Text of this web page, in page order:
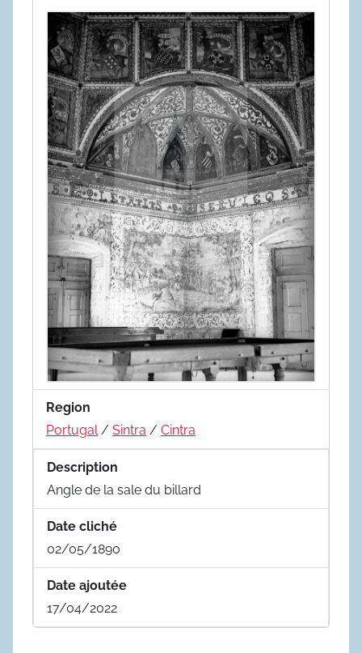
Region
Portugal/ Sintra / Cintra
Description
Angle de la sale du billard
Date cliché
02/05/1890
Date ajoutée
17/04/2022